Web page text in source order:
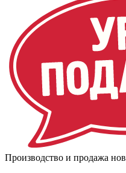
Производство и продажа